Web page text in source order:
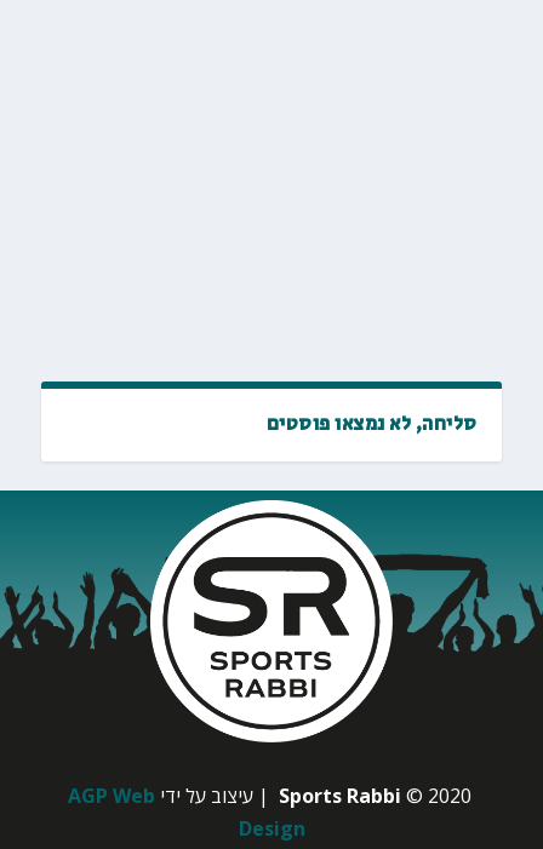
סליחה, לא נמצאו פוסטים
Sports Rabbi © 2020 | עיצוב על ידי AGP Web
Design